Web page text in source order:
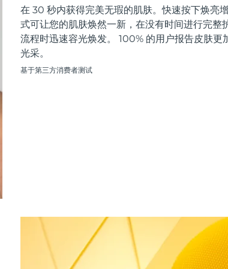
在 30 秒内获得完美无瑕的肌肤。快速按下焕亮
式可让您的肌肤焕然一新，在没有时间进行完整
流程时迅速容光焕发。 100% 的用户报告皮肤更
光采。
基于第三方消费者测试